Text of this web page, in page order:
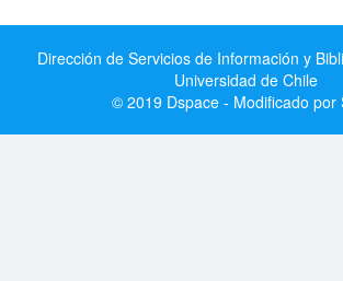
Dirección de Servicios de Información y
Universidad de Chile
© 2019 Dspace - Modificado por